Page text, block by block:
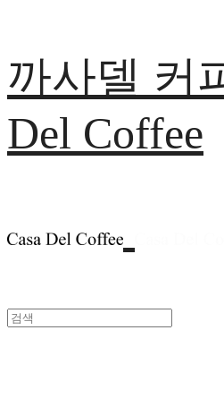
까사델 커
Del Coffee